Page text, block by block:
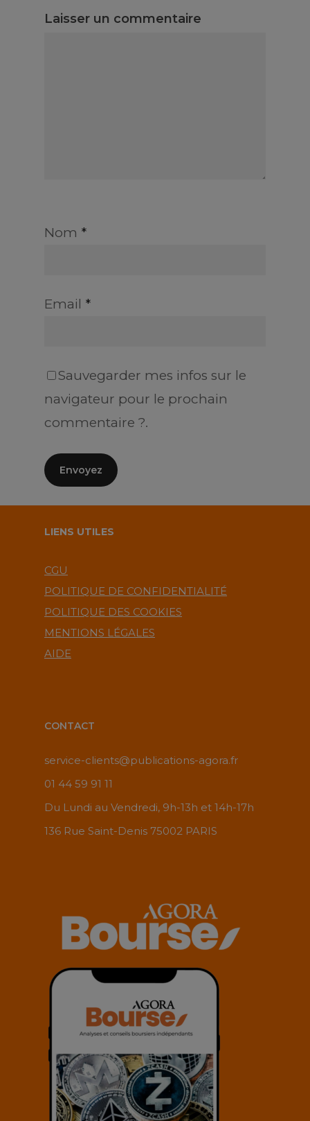
Laisser un commentaire
Nom *
Email *
Sauvegarder mes infos sur le
navigateur pour le prochain
commentaire ?.
LIENS UTILES
CGU
POLITIQUE DE CONFIDENTIALITÉ
POLITIQUE DES COOKIES
MENTIONS LÉGALES
AIDE
CONTACT
service-clients@publications-agora.fr
01 44 59 91 11
Du Lundi au Vendredi, 9h-13h et 14h-17h
136 Rue Saint-Denis 75002 PARIS